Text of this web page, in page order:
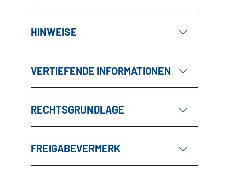
HINWEISE
VERTIEFENDE INFORMATIONEN
RECHTSGRUNDLAGE
FREIGABEVERMERK